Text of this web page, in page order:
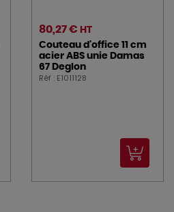
80,27 € HT
Couteau d'office 11 cm
acier ABS unie Damas
67 Deglon
Réf : E1011128